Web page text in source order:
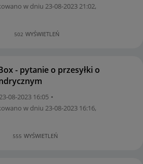
w dniu ‎23-08-202321:02,
502 WYŚWIETLEŃ
- pytanie o przesyłki o
08-2023 16:05
w dniu ‎23-08-2023 16:16,
555 WYŚWIETLEŃ